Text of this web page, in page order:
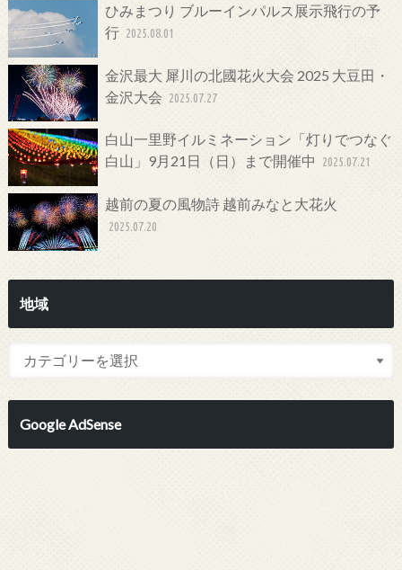
ひみまつり ブルーインパルス展示飛行の予
行 2025.08.01
金沢最大 犀川の北國花火大会 2025 大豆田・
金沢大会 2025.07.27
白山一里野イルミネーション「灯りでつなぐ
白山」9月21日（日）まで開催中
2025.07.21
越前の夏の風物詩 越前みなと大花火
2025.07.20
地域
Google AdSense